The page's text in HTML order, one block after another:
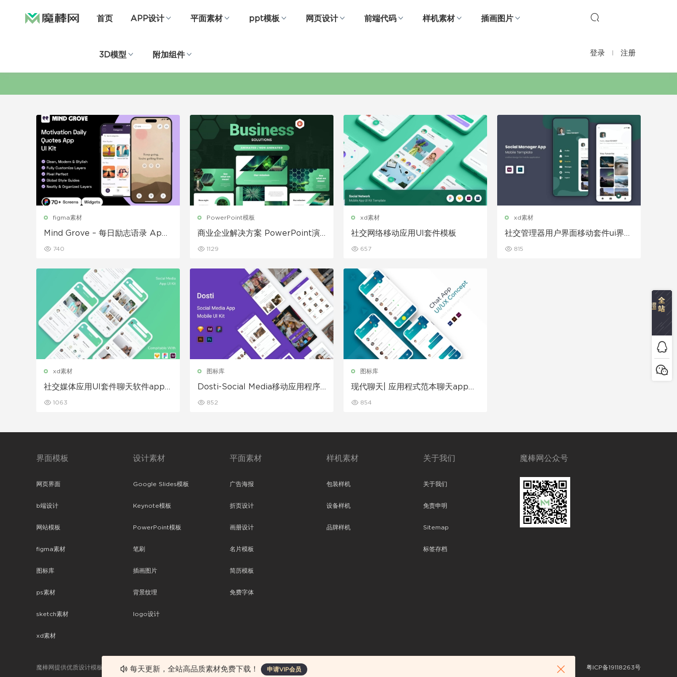
首页 APP设计 平面素材 ppt模板 网页设计 前端代码 样机素材 插画图片
3D模型 附加组件 登录 注册
figma素材
Mind Grove – 每日励志语录 App
740
PowerPoint模板
商业企业解决方案 PowerPoint演
1129
xd素材
社交网络移动应用UI套件模板
657
xd素材
社交管理器用户界面移动套件ui界面
815
xd素材
社交媒体应用UI套件聊天软件app
1063
图标库
Dosti-Social Media移动应用程序
852
图标库
现代聊天| 应用程式范本聊天app模
854
界面模板
网页界面
b端设计
网站模板
figma素材
图标库
ps素材
sketch素材
xd素材
设计素材
Google Slides模板
Keynote模板
PowerPoint模板
笔刷
插画图片
背景纹理
logo设计
平面素材
广告海报
折页设计
画册设计
名片模板
简历模板
免费字体
样机素材
包装样机
设备样机
品牌样机
关于我们
关于我们
免责申明
Sitemap
标签存档
魔棒网公众号
魔棒网提供优质设计模板下载，分享优秀的设计。素材包含了APP设计、平面素材、ppt模板、网页设计、前端代码、样机素材、插画图片、附加组件等。 粤ICP备19118263号
每天更新，全站高品质素材免费下载！ 申请VIP会员